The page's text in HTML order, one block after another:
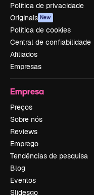
Política de privacidade
Originais New
Política de cookies
Central de confiabilidade
Afiliados
Empresas
Empresa
Preços
Sobre nós
Reviews
Emprego
Tendências de pesquisa
Blog
Eventos
Slidesgo